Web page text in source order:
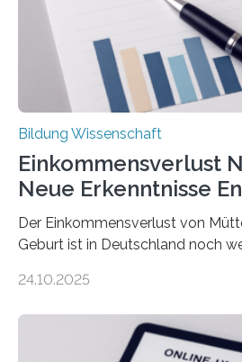
Bildung Wissenschaft
Einkommensverlust
Neue Erkenntnisse
Der Einkommensverlust von
Geburt ist in Deutschland noch
nach der Geburt durchschnittlich
langfristigen Auswirkungen auf
Rente. Bisherige Schätzungen
24.10.2025